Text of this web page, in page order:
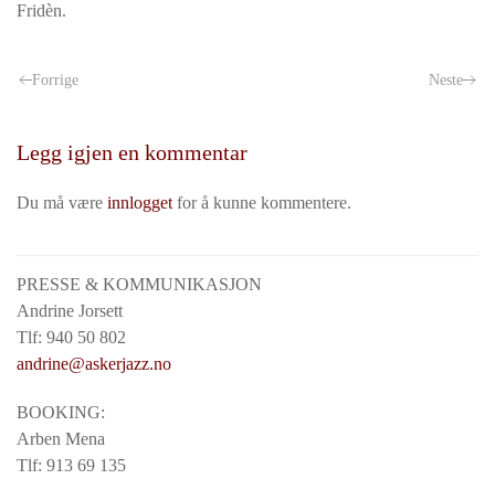
Fridèn.
Forrige Neste
Legg igjen en kommentar
Du må være innlogget for å kunne kommentere.
PRESSE & KOMMUNIKASJON
Andrine Jorsett
Tlf: 940 50 802
andrine@askerjazz.no
BOOKING:
Arben Mena
Tlf: 913 69 135